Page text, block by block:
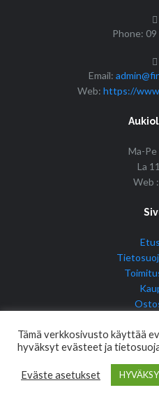
Phone:
Email:
Web: https://
Ma-
La
Web
© Copyright 2017 Fin
Tämä verkkosivusto käyttää
hyväksyt evästeet ja
Eväste asetukset HYVÄKSY